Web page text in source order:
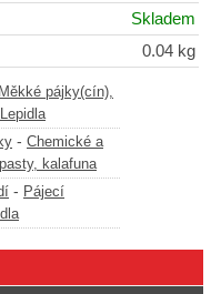
Skladem
0.04 kg
Měkké pájky(cín),
- Chemické a
kalafuna
- Pájecí